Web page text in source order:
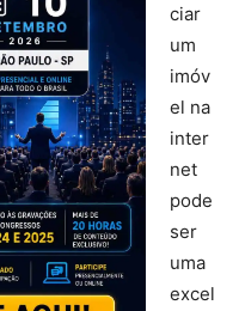
ciar
um
imóv
el na
inter
net
pode
ser
uma
excel